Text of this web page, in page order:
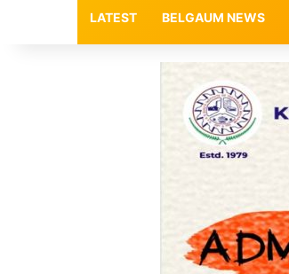
LATEST BELGAUM NEWS